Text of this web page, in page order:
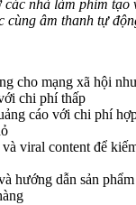
nhà làm phim tạo
cùng âm thanh tự
cho mạng xã hội
chi phí thấp
cáo với chi phí
viral content để
hướng dẫn sản